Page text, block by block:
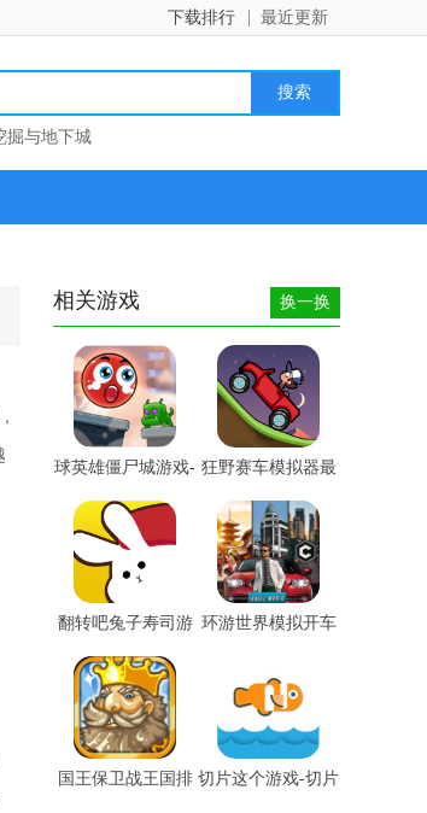
最近更新
下载排行
掘与地下城
相关游戏 换一换
球英雄僵尸城游戏-
球英...
狂野赛车模拟器最
新版-...
翻转吧兔子寿司游
戏-翻...
环游世界模拟开车
国王保卫战王国排 切片这个游戏-切片